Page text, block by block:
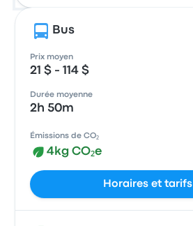
Bus
Prix moyen
21 $ - 114 $
Durée moyenne
2h 50m
Émissions de CO₂
4kg CO₂e
Horaires et tarifs